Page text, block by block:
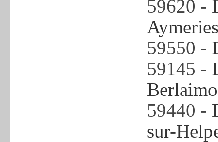
59620 -
Aymeries
59550 -
59145 -
59440 -
sur-